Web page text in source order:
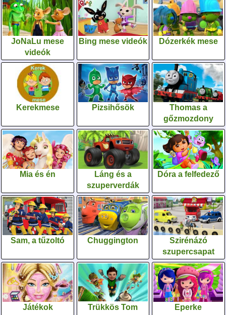
JoNaLu mese
videók
Bing mese videók Dózerkék mese
Kerekmese Pizsihősök
Thomas a
gőzmozdony
Mia és én
Láng és a
szuperverdák
Dóra a felfedező
Sam, a tűzoltó Chuggington
Szirénázó
szupercsapat
Játékok Trükkös Tom Eperke